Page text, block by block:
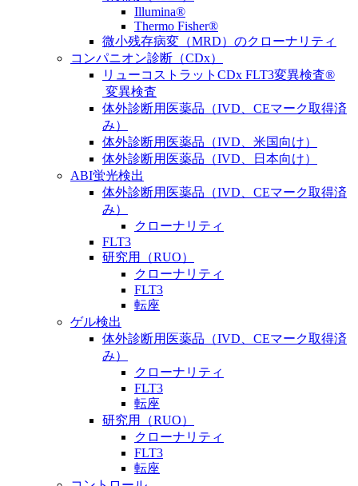
Illumina®
Thermo Fisher®
微小残存病変（MRD）のクローナリティ
コンパニオン診断（CDx）
リューコストラットCDx FLT3変異検査®
変異検査
体外診断用医薬品（IVD、CEマーク取得済
み）
体外診断用医薬品（IVD、米国向け）
体外診断用医薬品（IVD、日本向け）
ABI蛍光検出
体外診断用医薬品（IVD、CEマーク取得済
み）
クローナリティ
FLT3
研究用（RUO）
クローナリティ
FLT3
転座
ゲル検出
体外診断用医薬品（IVD、CEマーク取得済
み）
クローナリティ
FLT3
転座
研究用（RUO）
クローナリティ
FLT3
転座